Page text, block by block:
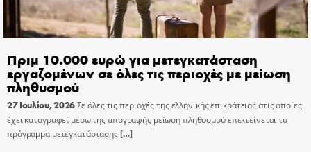
Πριμ 10.000 ευρώ για μετεγκατάσταση
εργαζομένων σε όλες τις περιοχές με μείωση
πληθυσμού
27 Ιουλίου, 2026Σε όλες τις περιοχές της ελληνικής επικράτειας στις οποίες
έχει καταγραφεί μέσω της απογραφής μείωση πληθυσμού επεκτείνεται το
πρόγραμμα μετεγκατάστασης[…]